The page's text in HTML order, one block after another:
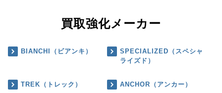
買取強化メーカー
BIANCHI（ビアンキ）
SPECIALIZED（スペシャ
ライズド）
TREK（トレック） ANCHOR（アンカー）